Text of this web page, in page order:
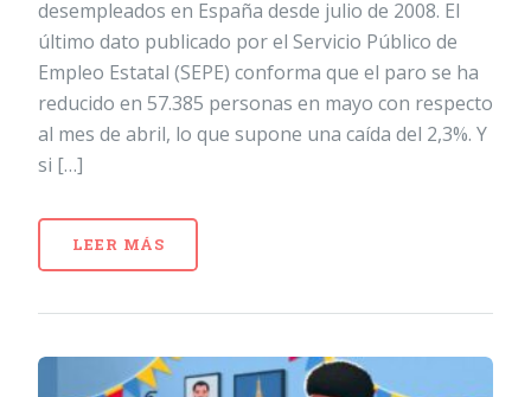
desempleados en España desde julio de 2008. El
último dato publicado por el Servicio Público de
Empleo Estatal (SEPE) conforma que el paro se ha
reducido en 57.385 personas en mayo con respecto
al mes de abril, lo que supone una caída del 2,3%. Y
si […]
LEER MÁS